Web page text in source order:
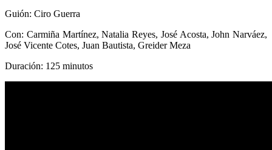
Guión: Ciro Guerra
Con: Carmiña Martínez, Natalia Reyes, José Acosta, John Narváez,
José Vicente Cotes, Juan Bautista, Greider Meza
Duración: 125 minutos